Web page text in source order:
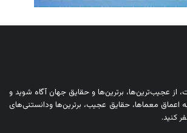
از عجیب‌ترین‌ها، برترین‌ها و حقایق جهان آگاه شوید و
اعماق معماها، حقایق عجیب، برترین‌ها ودانستنی‌های
کنید.